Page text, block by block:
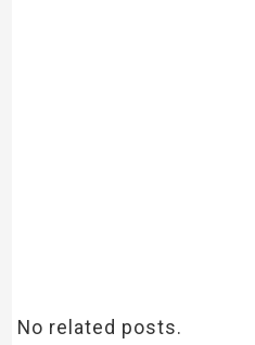
No related posts.